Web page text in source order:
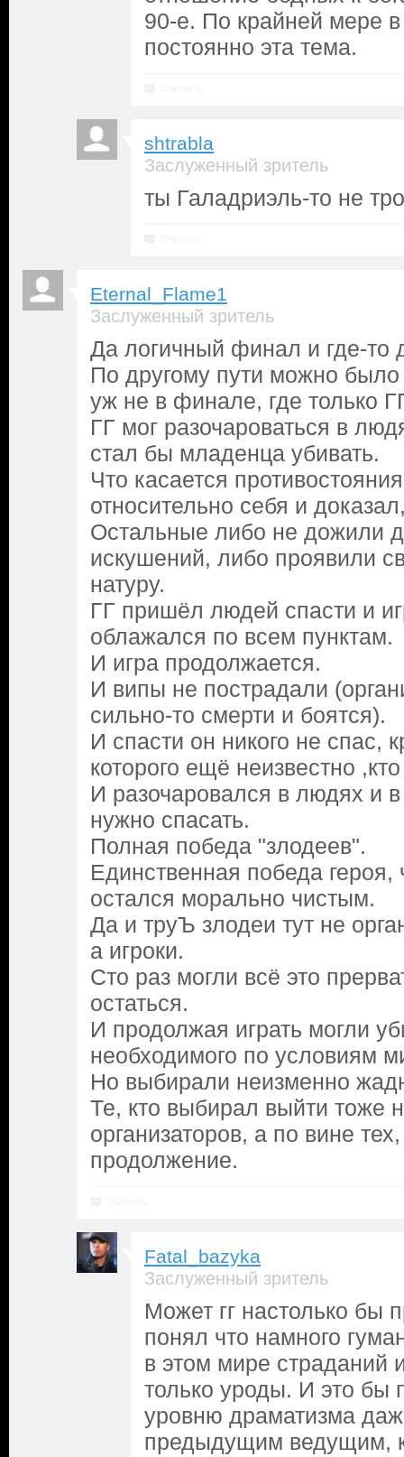
90-е. По крайней мере
постоянно эта тема.
shtrabla
Заслуженный зритель
ты Галадриэль-то не
Eternal_Flame1
Заслуженный зритель
Да логичный финал и где-то
По другому пути можно
уж не в финале, где только
ГГ мог разочароваться в
стал бы младенца убивать.
Что касается
относительно себя и
Остальные либо не дожили
искушений, либо проявили
натуру.
ГГ пришёл людей спасти и
облажался по всем пунктам.
И игра продолжается.
И випы не пострадали
сильно-то смерти и боятся).
И спасти он никого не спас,
которого ещё неизвестно
И разочаровался в людях и
нужно спасать.
Полная победа "злодеев".
Единственная победа героя,
остался морально чистым.
Да и труЪ злодеи тут не
а игроки.
Сто раз могли всё это
остаться.
И продолжая играть могли
необходимого по условиям
Но выбирали неизменно
Те, кто выбирал выйти тоже
организаторов, а по вине
продолжение.
Fatal_bazyka
Заслуженный зритель
Может гг настолько бы
понял что намного
в этом мире страданий
только уроды. И это бы
уровню драматизма
предыдущим ведущим,